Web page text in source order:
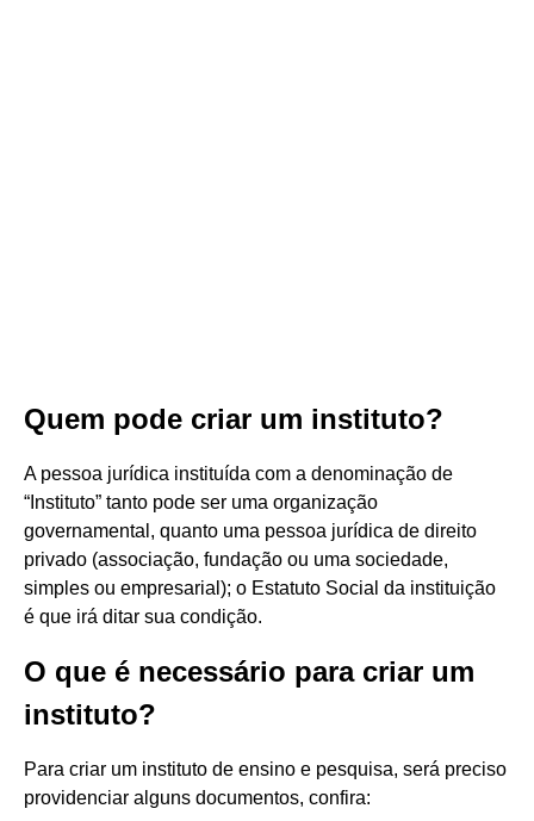
Quem pode criar um instituto?
A pessoa jurídica instituída com a denominação de
“Instituto” tanto pode ser uma organização
governamental, quanto uma pessoa jurídica de direito
privado (associação, fundação ou uma sociedade,
simples ou empresarial); o Estatuto Social da instituição
é que irá ditar sua condição.
O que é necessário para criar um
instituto?
Para criar um instituto de ensino e pesquisa, será preciso
providenciar alguns documentos, confira: